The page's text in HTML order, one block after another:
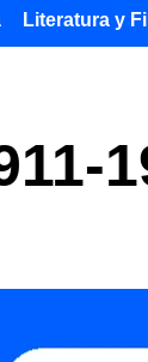
Literatura y